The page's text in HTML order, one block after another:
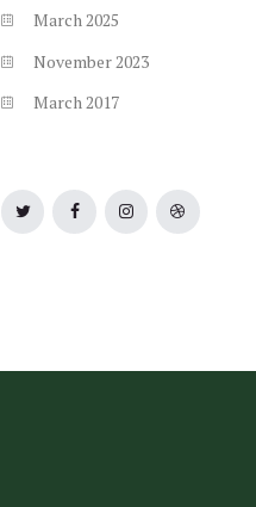
March2025
November 2023
March2017